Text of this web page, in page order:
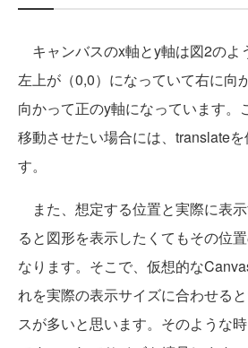
キャンバスのx軸とy軸は図2のよ
左上が（0,0）になっていて右に向
向かって正のy軸になっています。
移動させたい場合には、translate
す。
また、想定する位置と実際に表
ると図形を表示したくてもその位
なります。そこで、仮想的な
れを実際の表示サイズに合わせる
スが多いと思います。そのような